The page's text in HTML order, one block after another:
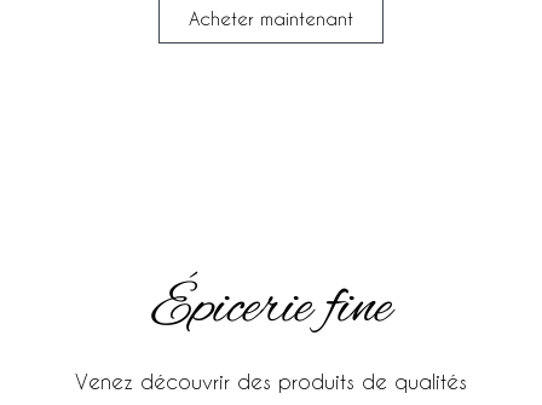
Acheter maintenant
Épicerie fine
Venez découvrir des produits de qualités